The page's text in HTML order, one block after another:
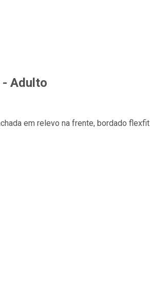
- Adulto
em relevo na frente, bordado flexfit